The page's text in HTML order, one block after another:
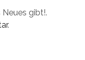
Neues gibt!.
.